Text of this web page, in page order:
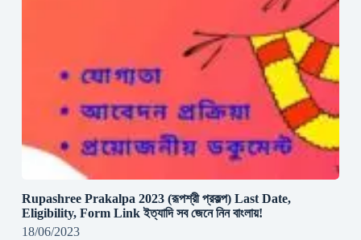
Rupashree Prakalpa 2023 (রূপশ্রী প্রকল্প) Last Date,
Eligibility, Form Link ইত্যাদি সব জেনে নিন বাংলায়!
18/06/2023